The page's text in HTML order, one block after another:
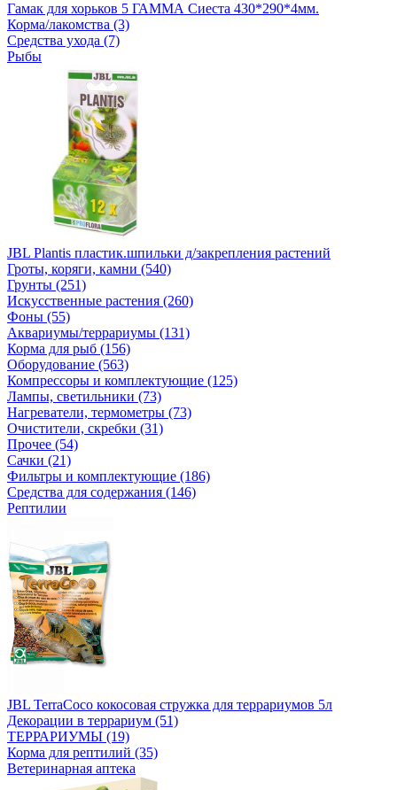
Гамак для хорьков 5 ГАММА Сиеста 430*290*4мм.
Корма/лакомства (3)
Средства ухода (7)
Рыбы
JBL Plantis пластик.шпильки д/закрепления растений
Гроты, коряги, камни (540)
Грунты (251)
Искусственные растения (260)
Фоны (55)
Аквариумы/террариумы (131)
Корма для рыб (156)
Оборудование (563)
Компрессоры и комплектующие (125)
Лампы, светильники (73)
Нагреватели, термометры (73)
Очистители, скребки (31)
Прочее (54)
Сачки (21)
Фильтры и комплектующие (186)
Средства для содержания (146)
Рептилии
JBL TerraCoco кокосовая стружка для террариумов 5л
Декорации в террариум (51)
ТЕРРАРИУМЫ (19)
Корма для рептилий (35)
Ветеринарная аптека